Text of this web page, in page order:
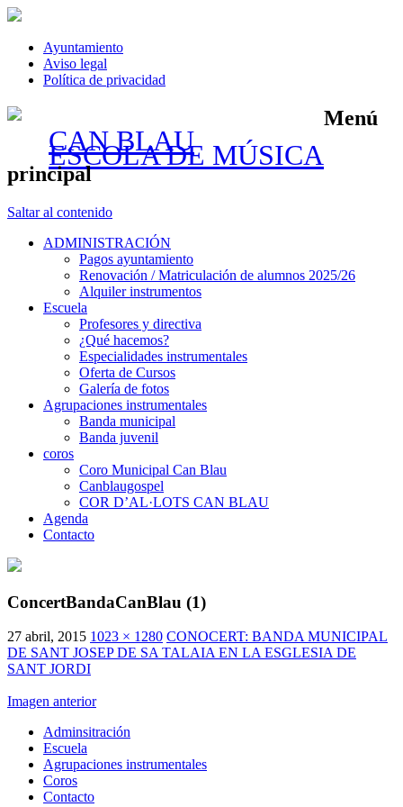
Ayuntamiento
Aviso legal
Política de privacidad
CAN BLAU
ESCOLA DE MÚSICA
Menú
principal
Saltar al contenido
ADMINISTRACIÓN
Pagos ayuntamiento
Renovación / Matriculación de alumnos 2025/26
Alquiler instrumentos
Escuela
Profesores y directiva
¿Qué hacemos?
Especialidades instrumentales
Oferta de Cursos
Galería de fotos
Agrupaciones instrumentales
Banda municipal
Banda juvenil
coros
Coro Municipal Can Blau
Canblaugospel
COR D’AL·LOTS CAN BLAU
Agenda
Contacto
ConcertBandaCanBlau (1)
27 abril, 2015 1023 × 1280 CONOCERT: BANDA MUNICIPAL
DE SANT JOSEP DE SA TALAIA EN LA ESGLESIA DE
SANT JORDI
Imagen anterior
Adminsitración
Escuela
Agrupaciones instrumentales
Coros
Contacto